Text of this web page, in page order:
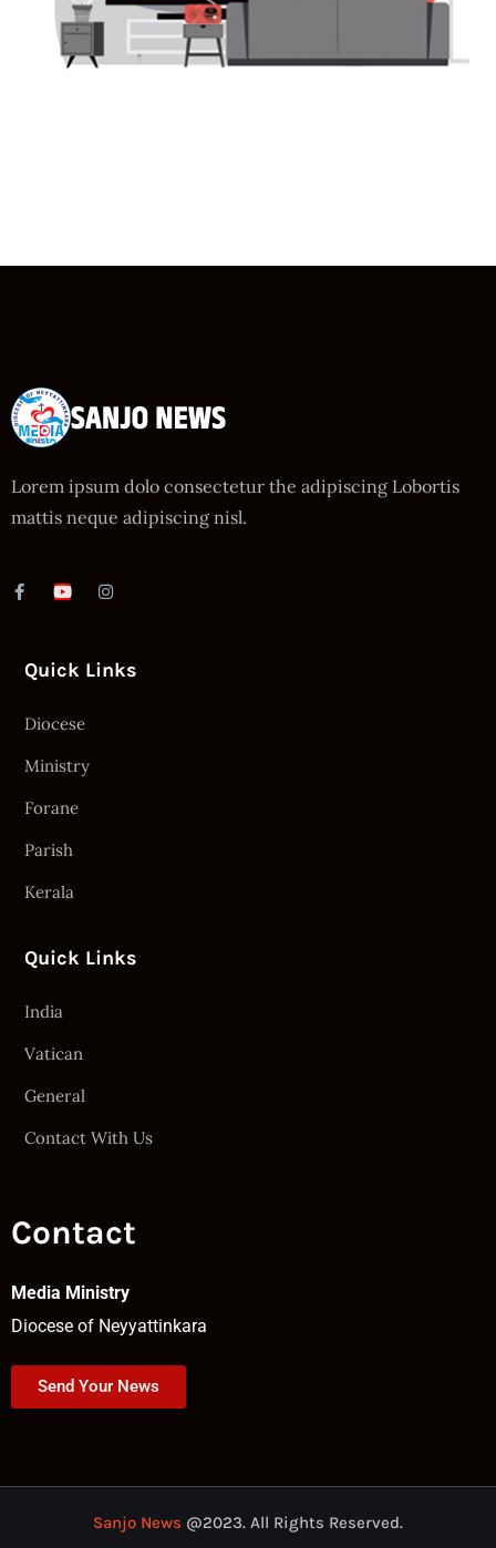
Lorem ipsum dolo consectetur the adipiscing Lobortis
mattis neque adipiscing nisl.
Quick Links
Diocese
Ministry
Forane
Parish
Kerala
Quick Links
India
Vatican
General
Contact With Us
Contact
Media Ministry
Diocese of Neyyattinkara
Send Your News
Sanjo News @2023. All Rights Reserved.